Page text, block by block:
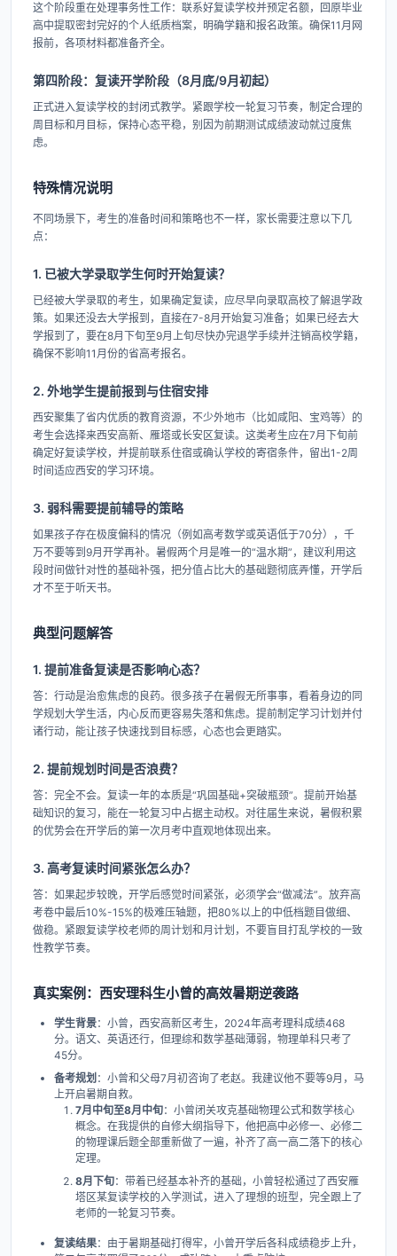
这个阶段重在处理事务性工作：联系好复读学校并预定名额，回原毕业
高中提取密封完好的个人纸质档案，明确学籍和报名政策。确保11月网
报前，各项材料都准备齐全。
第四阶段：复读开学阶段（8月底/9月初起）
正式进入复读学校的封闭式教学。紧跟学校一轮复习节奏，制定合理的
周目标和月目标，保持心态平稳，别因为前期测试成绩波动就过度焦
虑。
特殊情况说明
不同场景下，考生的准备时间和策略也不一样，家长需要注意以下几
点：
1. 已被大学录取学生何时开始复读？
已经被大学录取的考生，如果确定复读，应尽早向录取高校了解退学政
策。如果还没去大学报到，直接在7-8月开始复习准备；如果已经去大
学报到了，要在8月下旬至9月上旬尽快办完退学手续并注销高校学籍，
确保不影响11月份的省高考报名。
2. 外地学生提前报到与住宿安排
西安聚集了省内优质的教育资源，不少外地市（比如咸阳、宝鸡等）的
考生会选择来西安高新、雁塔或长安区复读。这类考生应在7月下旬前
确定好复读学校，并提前联系住宿或确认学校的寄宿条件，留出1-2周
时间适应西安的学习环境。
3. 弱科需要提前辅导的策略
如果孩子存在极度偏科的情况（例如高考数学或英语低于70分），千
万不要等到9月开学再补。暑假两个月是唯一的“温水期”，建议利用这
段时间做针对性的基础补强，把分值占比大的基础题彻底弄懂，开学后
才不至于听天书。
典型问题解答
1. 提前准备复读是否影响心态？
答：行动是治愈焦虑的良药。很多孩子在暑假无所事事，看着身边的同
学规划大学生活，内心反而更容易失落和焦虑。提前制定学习计划并付
诸行动，能让孩子快速找到目标感，心态也会更踏实。
2. 提前规划时间是否浪费？
答：完全不会。复读一年的本质是“巩固基础+突破瓶颈”。提前开始基
础知识的复习，能在一轮复习中占据主动权。对往届生来说，暑假积累
的优势会在开学后的第一次月考中直观地体现出来。
3. 高考复读时间紧张怎么办？
答：如果起步较晚，开学后感觉时间紧张，必须学会“做减法”。放弃高
考卷中最后10%-15%的极难压轴题，把80%以上的中低档题目做细、
做稳。紧跟复读学校老师的周计划和月计划，不要盲目打乱学校的一致
性教学节奏。
真实案例：西安理科生小曾的高效暑期逆袭路
学生背景：小曾，西安高新区考生，2024年高考理科成绩468
分。语文、英语还行，但理综和数学基础薄弱，物理单科只考了
45分。
备考规划 ：小曾和父母7月初咨询了老赵。我建议他不要等9月，马
上开启暑期自救。
7月中旬至8月中旬：小曾闭关攻克基础物理公式和数学核心
概念。在我提供的自修大纲指导下，他把高中必修一、必修二
的物理课后题全部重新做了一遍，补齐了高一高二落下的核心
定理。
8月下旬：带着已经基本补齐的基础，小曾轻松通过了西安雁
塔区某复读学校的入学测试，进入了理想的班型，完全跟上了
老师的一轮复习节奏。
复读结果：由于暑期基础打得牢，小曾开学后各科成绩稳步上升，